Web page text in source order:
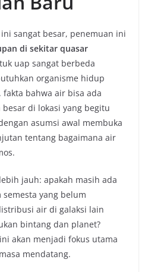
sangat besar, penemuan ini
di sekitar quasar
uap sangat berbeda
organisme hidup
bahwa air bisa ada
di lokasi yang begitu
asumsi awal membuka
tentang bagaimana air
jauh: apakah masih ada
yang belum
air di galaksi lain
bintang dan planet?
akan menjadi fokus utama
mendatang.